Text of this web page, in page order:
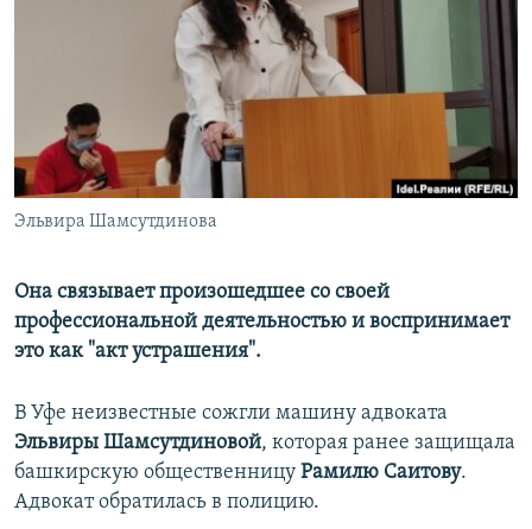
РАСПИСАНИЕ ВЕЩАНИЯ
ПОДПИШИТЕСЬ НА РАССЫЛКУ
СОЦИАЛЬНЫЕ СЕТИ
Все сайты РСЕ/РС
Эльвира Шамсутдинова
Она связывает произошедшее со своей
профессиональной деятельностью и воспринимает
это как "акт устрашения".
В Уфе неизвестные сожгли машину адвоката
Эльвиры Шамсутдиновой, которая ранее защищала
башкирскую общественницу Рамилю Саитову.
Адвокат обратилась в полицию.